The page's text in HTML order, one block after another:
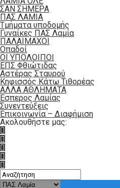
ΣΑΝ ΣΗΜΕΡΑ
ΠΑΣ ΛΑΜΙΑ
Τμήματα υποδομής
Γυναίκες ΠΑΣ Λαμία
ΠΑΛΑΙΜΑΧΟΙ
Οπαδοί
ΟΙ ΥΠΟΛΟΙΠΟΙ
ΕΠΣ Φθιώτιδας
Αστέρας Σταυρού
Κηφισσός Κάτω Τιθορέας
ΑΛΛΑ ΑΘΛΗΜΑΤΑ
Έσπερος Λαμίας
Συνεντεύξεις
Επικοινωνία – Διαφήμιση
Ακολουθήστε μας: